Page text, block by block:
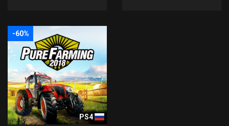
-60%
PS4